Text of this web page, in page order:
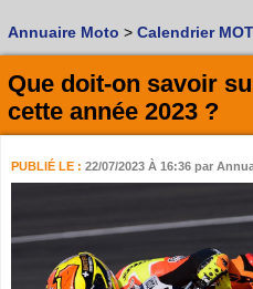
Vous recherchez un garage
Quoi :
Retrouvez dans votre VILLE
les bonnes adresses de
480
768
Annuaire Moto > Calendrier
Que doit-on savoir
cette année 2023 ?
PUBLIÉ LE : 22/07/2023 À 16:36 par